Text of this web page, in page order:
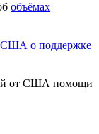
объёмах
США о поддержке
от США помощи